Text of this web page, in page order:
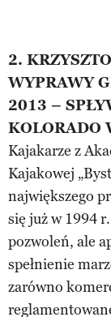
2.
WYPRAWY
2013 –
KOLORADO
Kajakarze z
Kajakowej
największego
się już w 1994
pozwoleń, ale
spełnienie
zarówno